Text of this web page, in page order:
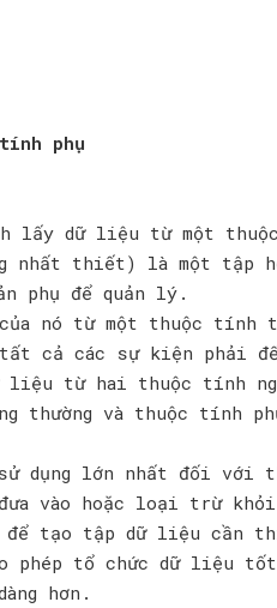
phụ
lấy dữ liệu từ một
nhất thiết) là một tập
phụ để quản lý.
nó từ một thuộc tính
cả các sự kiện phải
liệu từ hai thuộc tính
thường và thuộc tính
sử dụng lớn nhất đối
vào hoặc loại trừ
tạo tập dữ liệu cần
phép tổ chức dữ liệu
hơn.